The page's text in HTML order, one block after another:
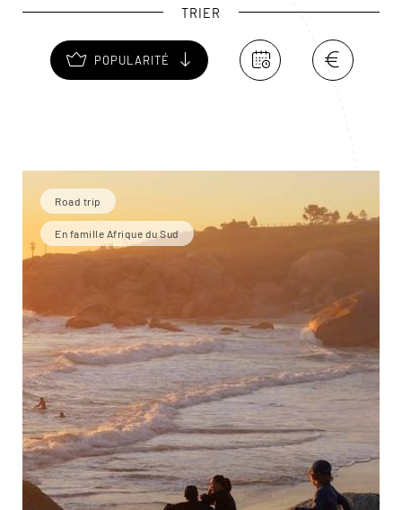
TRIER
POPULARITÉ
Road trip
En famille Afrique du Sud